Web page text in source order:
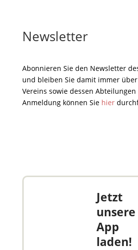
Newsletter
Abonnieren Sie den Newsletter
und bleiben Sie damit immer
Vereins sowie dessen
Anmeldung können Sie hier
Jetzt
unsere
App
laden!